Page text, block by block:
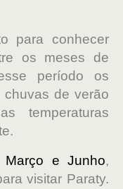
para conhecer
os meses de
período os
de verão
temperaturas
Março e Junho,
visitar Paraty.